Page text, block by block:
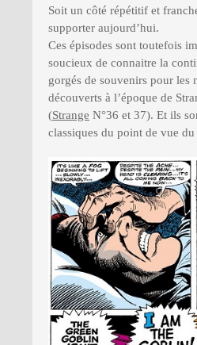
Soit un côté répétitif et
supporter aujourd’hui.
Ces épisodes sont toutefois
soucieux de connaitre la
gorgés de souvenirs pour les
découverts à l’époque de
(Strange N°36 et 37). Et ils
classiques du point de vue